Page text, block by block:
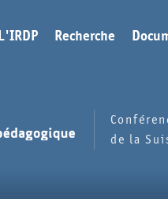
L'IRDP Recherche
de la